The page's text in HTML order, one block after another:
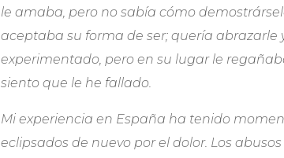
le amaba, pero no sabía cómo
aceptaba su forma de ser; quería
experimentado, pero en su lugar le
siento que le he fallado.
Mi experiencia en España ha tenido
eclipsados de nuevo por el dolor. Los